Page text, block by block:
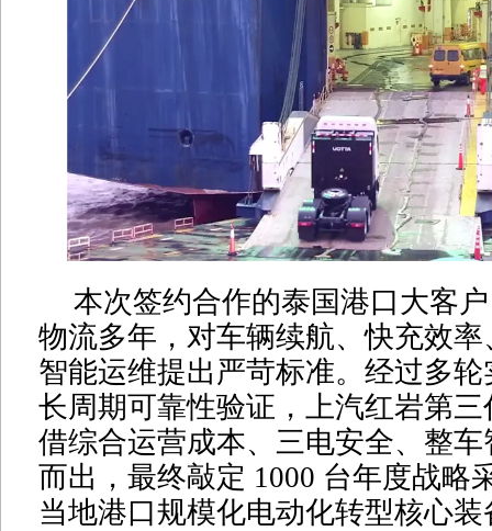
本次签约合作的泰国港口大客
物流多年，对车辆续航、快充效
智能运维提出严苛标准。经过多
长周期可靠性验证，上汽红岩第
借综合运营成本、三电安全、整
而出，最终敲定 1000 台年度战略
当地港口规模化电动化转型核心